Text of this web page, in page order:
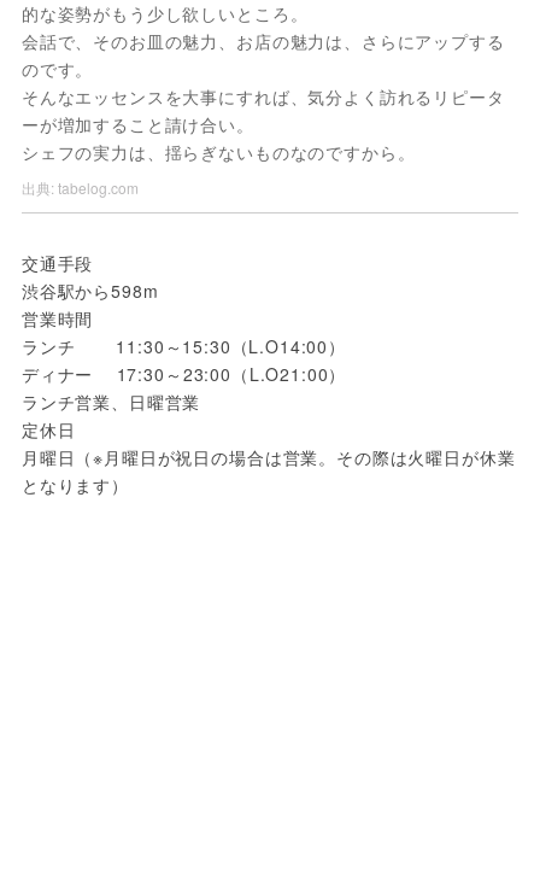
的な姿勢がもう少し欲しいところ。
会話で、そのお皿の魅力、お店の魅力は、さらにアップする
のです。
そんなエッセンスを大事にすれば、気分よく訪れるリピータ
ーが増加すること請け合い。
シェフの実力は、揺らぎないものなのですから。
出典: tabelog.com
交通手段
渋谷駅から598m
営業時間
ランチ       11:30～15:30（L.O14:00）
ディナー    17:30～23:00（L.O21:00）
ランチ営業、日曜営業
定休日
月曜日（※月曜日が祝日の場合は営業。その際は火曜日が休業
となります）